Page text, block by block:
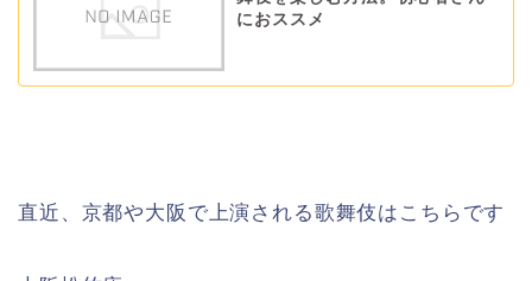
におススメ
直近、京都や大阪で上演される歌舞伎はこちらです